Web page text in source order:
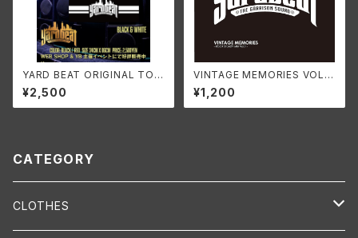
YARD BEAT ORIGINAL TOW
EL
¥2,500
VINTAGE MEMORIES VOL.1
~ROCK STEADY MIX~
¥1,200
CATEGORY
CLOTHES